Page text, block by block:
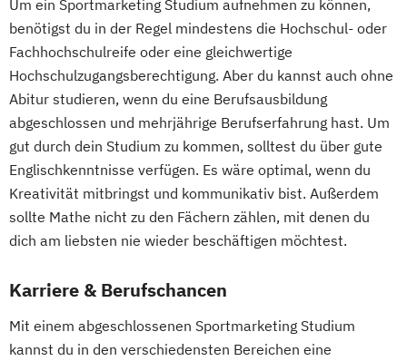
Um ein Sportmarketing Studium aufnehmen zu können,
benötigst du in der Regel mindestens die Hochschul- oder
Fachhochschulreife oder eine gleichwertige
Hochschulzugangsberechtigung. Aber du kannst auch ohne
Abitur studieren, wenn du eine Berufsausbildung
abgeschlossen und mehrjährige Berufserfahrung hast. Um
gut durch dein Studium zu kommen, solltest du über gute
Englischkenntnisse verfügen. Es wäre optimal, wenn du
Kreativität mitbringst und kommunikativ bist. Außerdem
sollte Mathe nicht zu den Fächern zählen, mit denen du
dich am liebsten nie wieder beschäftigen möchtest.
Karriere & Berufschancen
Mit einem abgeschlossenen Sportmarketing Studium
kannst du in den verschiedensten Bereichen eine